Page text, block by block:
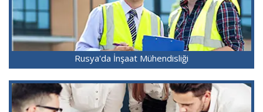
Rusya'da İnşaat Mühendisliği